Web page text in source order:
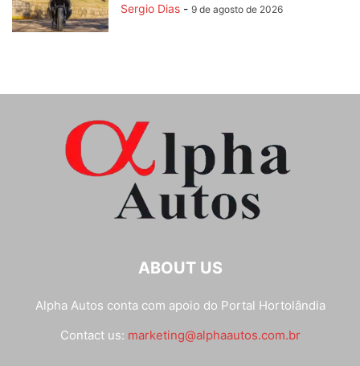
Sergio Dias - 9 de agosto de 2026
ABOUT US
Alpha Autos conta com apoio do Portal Hortolândia
Contact us: marketing@alphaautos.com.br